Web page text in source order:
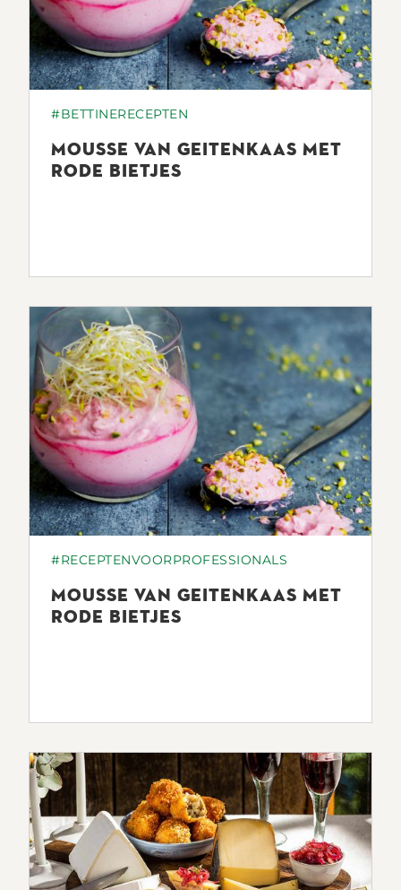
#BETTINERECEPTEN
MOUSSE VAN GEITENKAAS MET
RODE BIETJES
#RECEPTENVOORPROFESSIONALS
MOUSSE VAN GEITENKAAS MET
RODE BIETJES